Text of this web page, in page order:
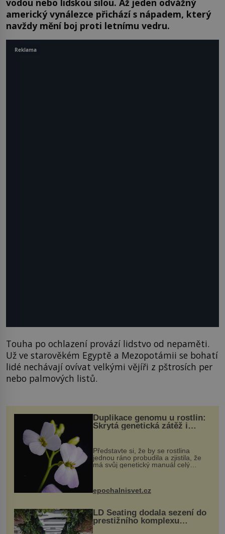
vodou nebo lidskou silou. Až jeden odvážný
americký vynálezce přichází s nápadem, který
navždy mění boj proti letnímu vedru.
Touha po ochlazení provází lidstvo od nepaměti.
Už ve starověkém Egyptě a Mezopotámii se bohatí
lidé nechávají ovívat velkými vějíři z pštrosích per
nebo palmových listů.
Duplikace genomu u rostlin:
Skrytá genetická zátěž i
Představte si, že by se rostlina
jednou ráno probudila a zjistila, že
má svůj genetický manuál celý
vstupenka...
epochalnisvet.cz
LD Seating dodala sezení do
prestižního komplexu
MediaCityUK v Salfordu
Reklama